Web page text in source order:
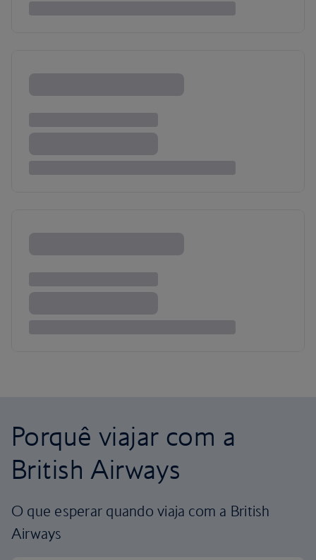
Porquê viajar com a
British Airways
O que esperar quando viaja com a British
Airways